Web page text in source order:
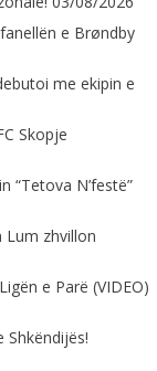
e Brøndby
me ekipin e
Skopje
“Tetova N’festë”
Lum zhvillon
e Parë (VIDEO)